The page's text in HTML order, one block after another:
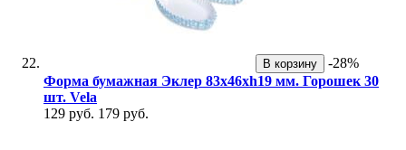
В корзину
-28%
Форма бумажная Эклер 83х46хh19 мм. Горошек 30
шт. Vela
129 руб. 179 руб.